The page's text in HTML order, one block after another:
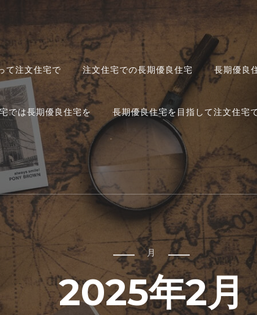
て注文住宅で 注文住宅での長期優良住宅 長期優良
では長期優良住宅を 長期優良住宅を目指して注文住宅
月
2025年2月